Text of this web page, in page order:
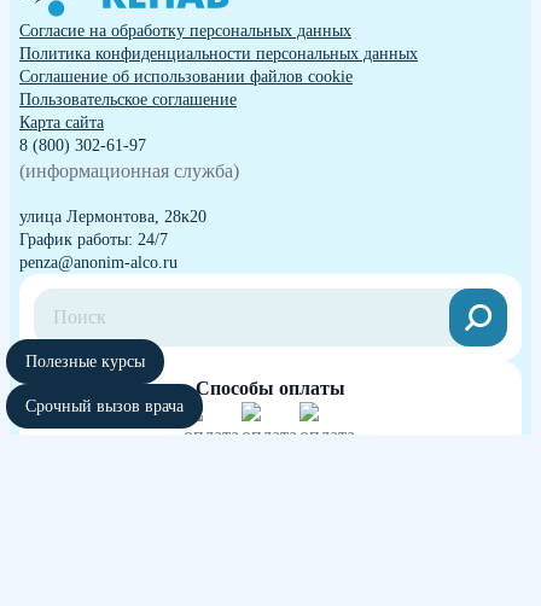
Согласие на обработку персональных данных
Политика конфиденциальности персональных данных
Cоглашение об использовании файлов cookie
Пользовательское соглашение
Карта сайта
8 (800) 302-61-97
(информационная служба)
улица Лермонтова, 28к20
График работы: 24/7
penza@anonim-alco.ru
Способы оплаты
Полезные курсы
Срочный вызов врача